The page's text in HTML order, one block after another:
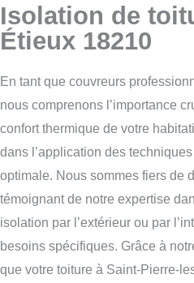
Isolation de
Étieux 18210
En tant que couvreurs
nous comprenons l’importance
confort thermique de votre
dans l’application des
optimale. Nous sommes fiers de
témoignant de notre expertise
isolation par l’extérieur ou par
besoins spécifiques. Grâce à
que votre toiture à Saint-Pierre-